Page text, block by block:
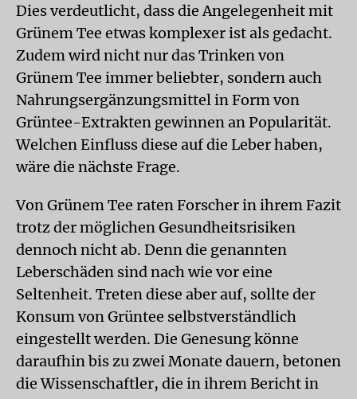
Dies verdeutlicht, dass die Angelegenheit mit
Grünem Tee etwas komplexer ist als gedacht.
Zudem wird nicht nur das Trinken von
Grünem Tee immer beliebter, sondern auch
Nahrungsergänzungsmittel in Form von
Grüntee-Extrakten gewinnen an Popularität.
Welchen Einfluss diese auf die Leber haben,
wäre die nächste Frage.
Von Grünem Tee raten Forscher in ihrem Fazit
trotz der möglichen Gesundheitsrisiken
dennoch nicht ab. Denn die genannten
Leberschäden sind nach wie vor eine
Seltenheit. Treten diese aber auf, sollte der
Konsum von Grüntee selbstverständlich
eingestellt werden. Die Genesung könne
daraufhin bis zu zwei Monate dauern, betonen
die Wissenschaftler, die in ihrem Bericht in